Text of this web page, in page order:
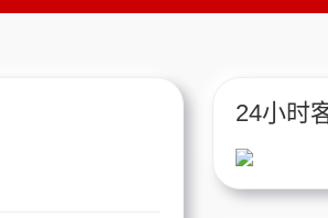
24小时